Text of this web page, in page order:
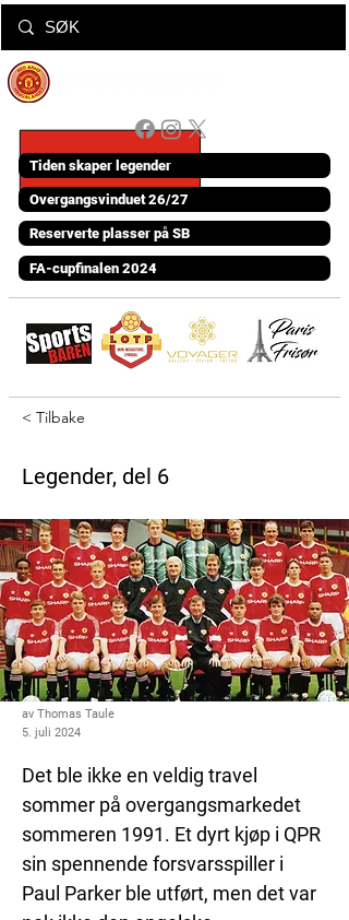
Tiden skaper legender
Overgangsvinduet 26/27
Reserverte plasser på SB
FA-cupfinalen 2024
< Tilbake
Legender, del 6
av Thomas Taule
5. juli 2024
Det ble ikke en veldig travel
sommer på overgangsmarkedet
sommeren 1991. Et dyrt kjøp i QPR
sin spennende forsvarsspiller i
Paul Parker ble utført, men det var